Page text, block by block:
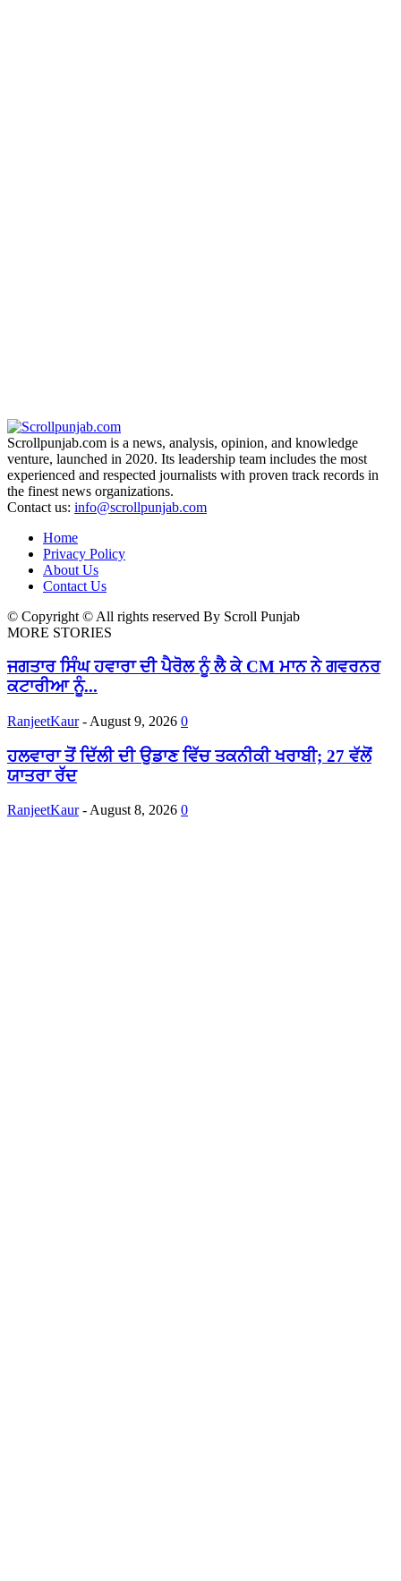
Scrollpunjab.com is a news, analysis, opinion, and knowledge
venture, launched in 2020. Its leadership team includes the most
experienced and respected journalists with proven track records in
the finest news organizations.
Contact us: info@scrollpunjab.com
Home
Privacy Policy
About Us
Contact Us
© Copyright © All rights reserved By Scroll Punjab
MORE STORIES
ਜਗਤਾਰ ਸਿੰਘ ਹਵਾਰਾ ਦੀ ਪੈਰੋਲ ਨੂੰ ਲੈ ਕੇ CM ਮਾਨ ਨੇ ਗਵਰਨਰ
ਕਟਾਰੀਆ ਨੂੰ...
RanjeetKaur - August 9, 2026 0
ਹਲਵਾਰਾ ਤੋਂ ਦਿੱਲੀ ਦੀ ਉਡਾਣ ਵਿੱਚ ਤਕਨੀਕੀ ਖਰਾਬੀ; 27 ਵੱਲੋਂ
ਯਾਤਰਾ ਰੱਦ
RanjeetKaur -August 8, 2026 0